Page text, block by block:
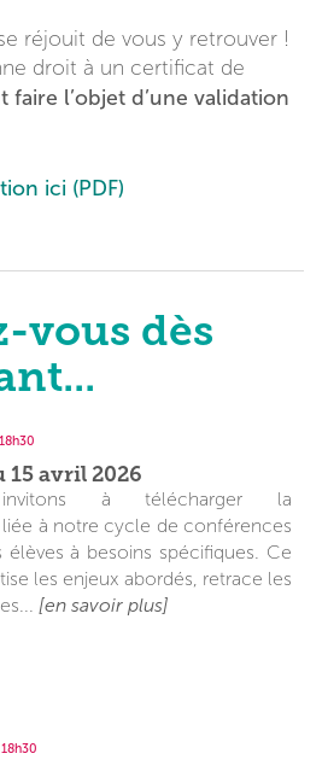
réjouit de vous y retrouver !
droit à un certificat de
faire l’objet d’une validation
ici (PDF)
vous dès
15 avril 2026
à télécharger la
à notre cycle de conférences
élèves à besoins spécifiques. Ce
les enjeux abordés, retrace les
[en savoir plus]